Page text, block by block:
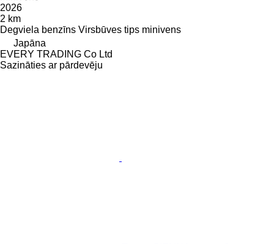
2026
2 km
Degviela benzīns Virsbūves tips minivens
Japāna
EVERY TRADING Co Ltd
Sazināties ar pārdevēju